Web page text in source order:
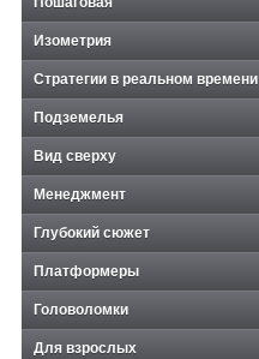
Изометрия
Стратегии в реальном времени
Подземелья
Вид сверху
Менеджмент
Глубокий сюжет
Платформеры
Головоломки
Для взрослых